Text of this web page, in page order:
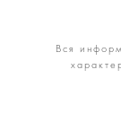
Вся